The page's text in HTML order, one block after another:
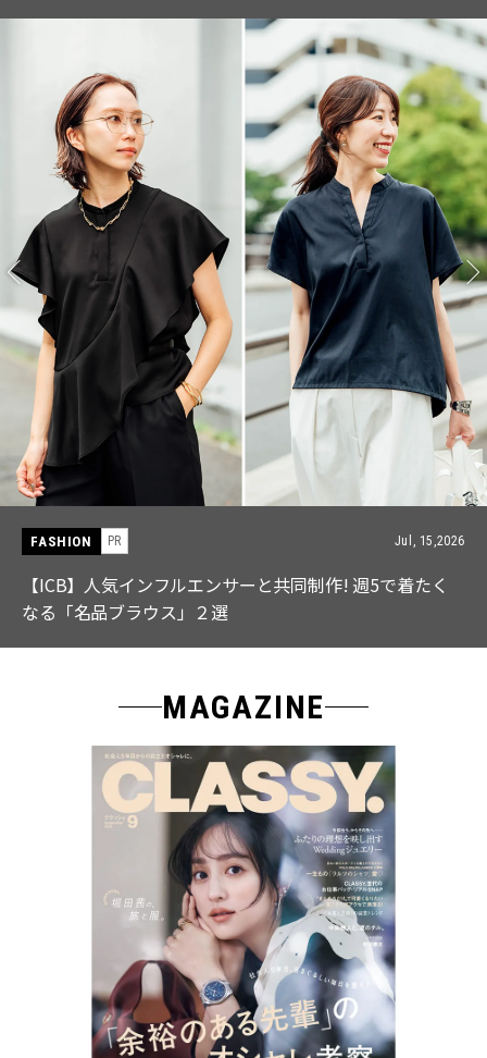
FASHION PR Jul, 15,2026
【ICB】人気インフルエンサーと共同制作! 週5で着たく
なる「名品ブラウス」２選
MAGAZINE